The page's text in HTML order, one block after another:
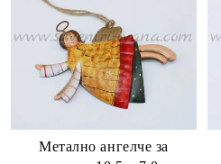
Метално ангелче за